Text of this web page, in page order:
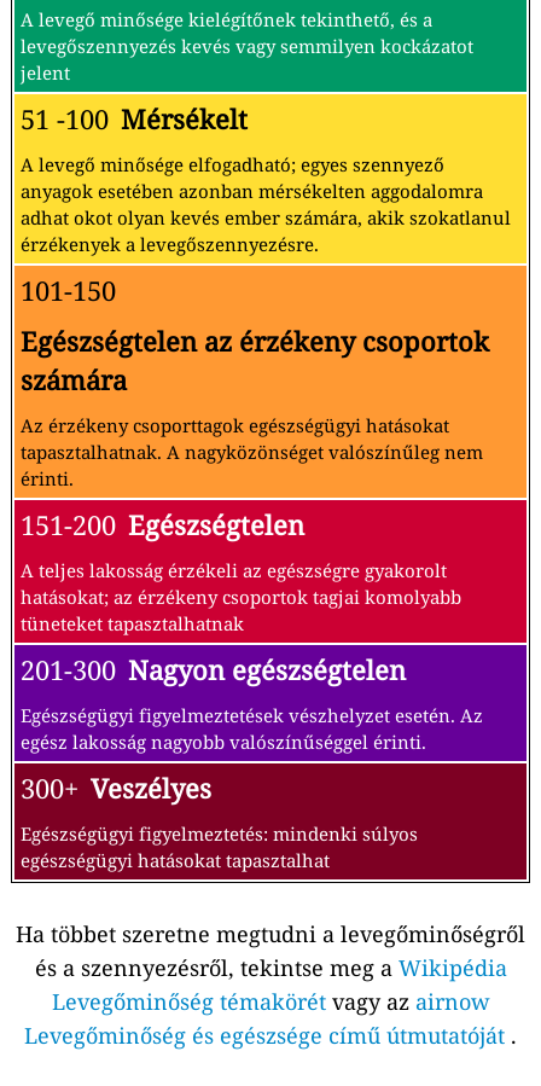
A levegő minősége kielégítőnek tekinthető, és a
levegőszennyezés kevés vagy semmilyen kockázatot
jelent
51 -100 Mérsékelt
A levegő minősége elfogadható; egyes szennyező
anyagok esetében azonban mérsékelten aggodalomra
adhat okot olyan kevés ember számára, akik szokatlanul
érzékenyek a levegőszennyezésre.
101-150
Egészségtelen az érzékeny csoportok
számára
Az érzékeny csoporttagok egészségügyi hatásokat
tapasztalhatnak. A nagyközönséget valószínűleg nem
érinti.
151-200 Egészségtelen
A teljes lakosság érzékeli az egészségre gyakorolt
hatásokat; az érzékeny csoportok tagjai komolyabb
tüneteket tapasztalhatnak
201-300 Nagyon egészségtelen
Egészségügyi figyelmeztetések vészhelyzet esetén. Az
egész lakosság nagyobb valószínűséggel érinti.
300+ Veszélyes
Egészségügyi figyelmeztetés: mindenki súlyos
egészségügyi hatásokat tapasztalhat
Ha többet szeretne megtudni a levegőminőségről
és a szennyezésről, tekintse meg a Wikipédia
Levegőminőség témakörétvagy az airnow
Levegőminőség és egészsége című útmutatóját .